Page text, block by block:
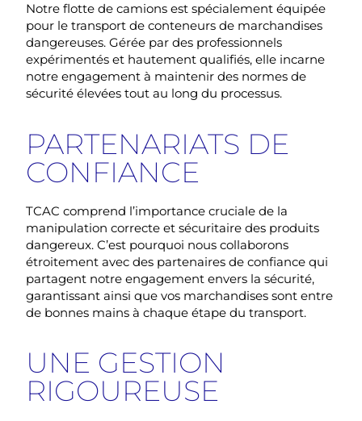
Notre flotte de camions est spécialement équipée
pour letransport de conteneurs de marchandises
dangereuses. Gérée par des professionnels
expérimentés et hautement qualifiés, elle incarne
notre engagement à maintenir des normes de
sécurité élevées tout au long du processus.
PARTENARIATS DE
CONFIANCE
TCAC comprend l’importance cruciale de la
manipulation correcte et sécuritaire des produits
dangereux. C’est pourquoi nous collaborons
étroitement avec des partenaires de confiance qui
partagent notre engagement envers la sécurité,
garantissant ainsi que vos marchandises sont entre
de bonnes mains à chaque étape du transport.
UNE GESTION
RIGOUREUSE